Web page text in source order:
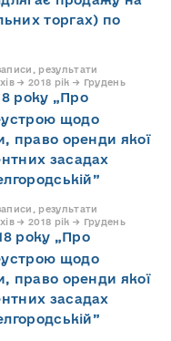
торгах) по
результати
→ 2018 рік → Грудень
року „Про
щодо
право оренди якої
засадах
результати
→ 2018 рік → Грудень
року „Про
щодо
право оренди якої
засадах